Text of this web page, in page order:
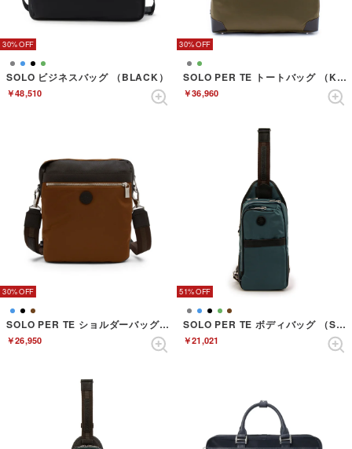
30%
SOLO ビジネスバッグ （BLACK）
￥48,510
30%
SOLO PER TE トートバッグ （KHAKI）
￥36,960
30%
SOLO PER TE ショルダーバッグ （TERRACOTTA）
￥26,950
51%
SOLO PER TE ボディバッグ （SEABLUE）
￥21,021